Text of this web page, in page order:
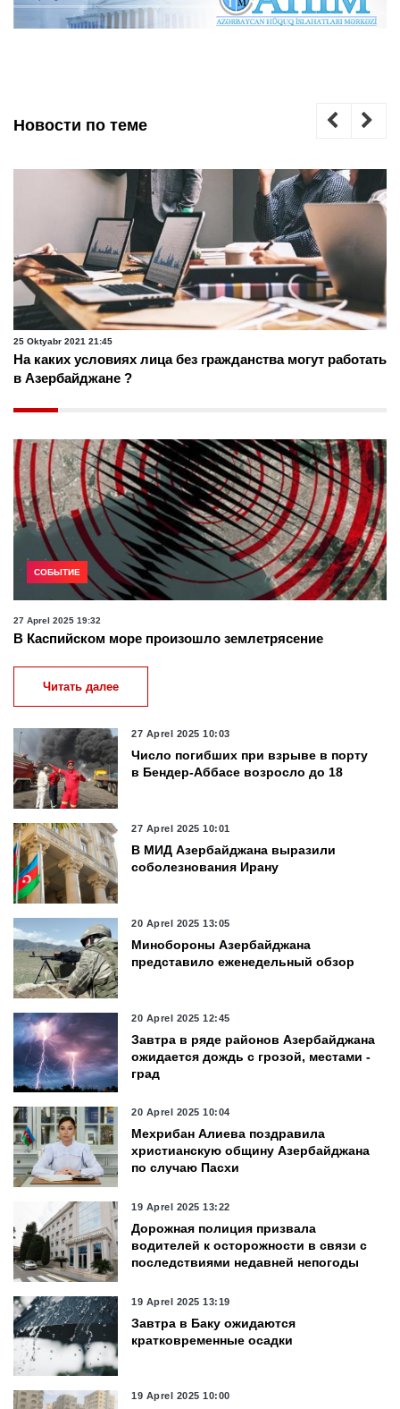
Новости по теме
25 Oktyabr 2021 21:45
На каких условиях лица без гражданства могут работать
в Азербайджане ?
СОБЫТИЕ
27 Aprel 2025 19:32
В Каспийском море произошло землетрясение
Читать далее
27 Aprel 2025 10:03
Число погибших при взрыве в порту
в Бендер-Аббасе возросло до 18
27 Aprel 2025 10:01
В МИД Азербайджана выразили
соболезнования Ирану
20 Aprel 2025 13:05
Минобороны Азербайджана
представило еженедельный обзор
20 Aprel 2025 12:45
Завтра в ряде районов Азербайджана
ожидается дождь с грозой, местами -
град
20 Aprel 2025 10:04
Мехрибан Алиева поздравила
христианскую общину Азербайджана
по случаю Пасхи
19 Aprel 2025 13:22
Дорожная полиция призвала
водителей к осторожности в связи с
последствиями недавней непогоды
19 Aprel 2025 13:19
Завтра в Баку ожидаются
кратковременные осадки
19 Aprel 2025 10:00